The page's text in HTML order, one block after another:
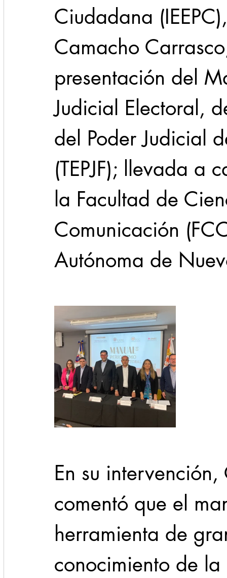
Ciudadana
Camacho
presentación del
Judicial Electoral,
del Poder Judicial
(TEPJF); llevada a
la Facultad de
Comunicación
Autónoma de
En su
comentó que el
herramienta de
conocimiento de